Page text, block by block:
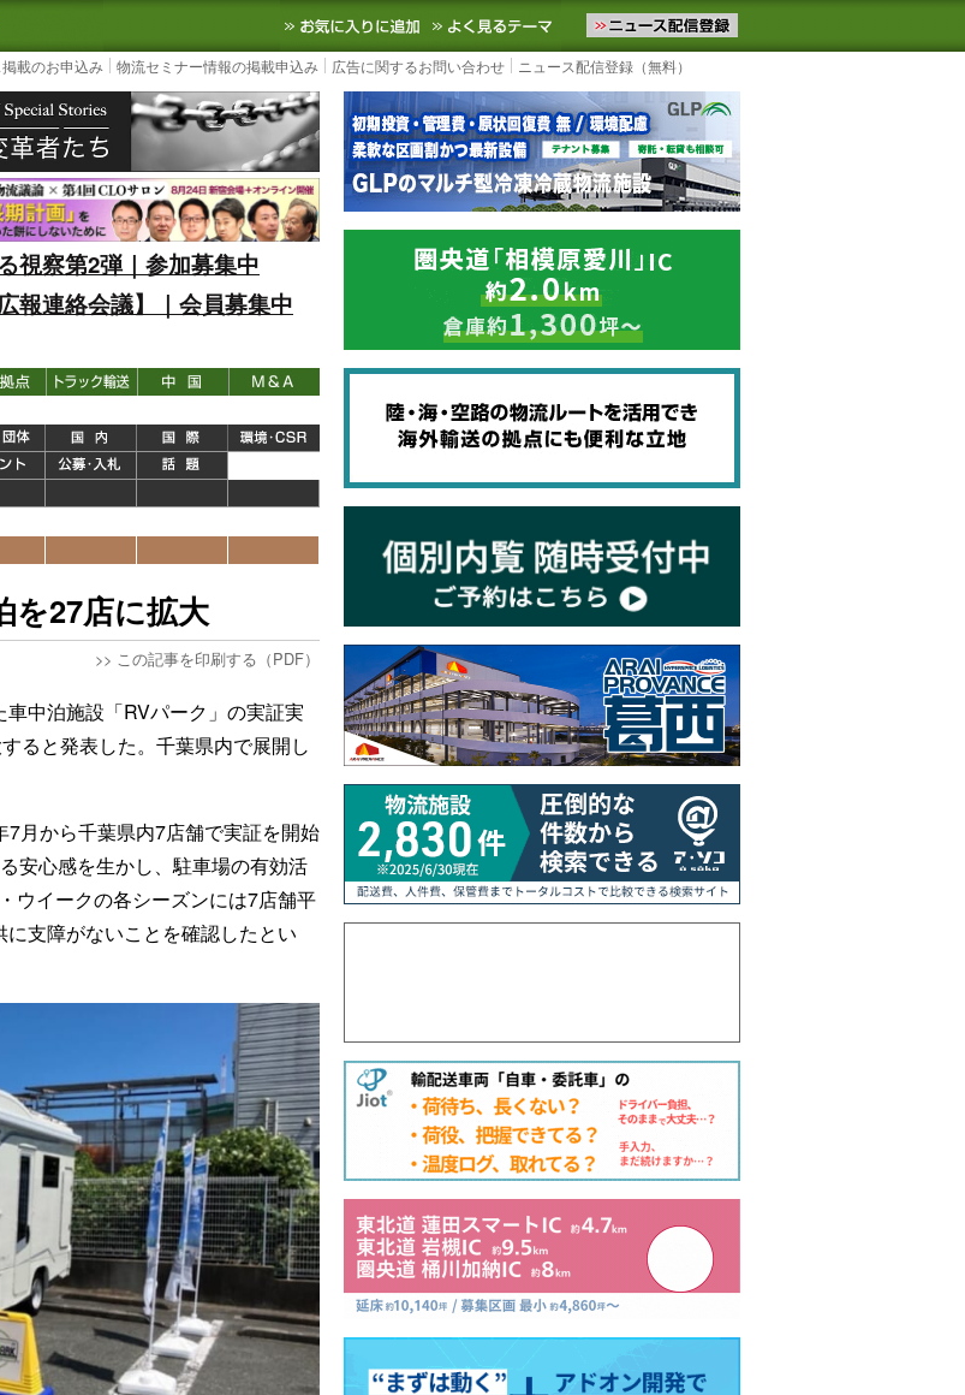
の物流ニュースサイト3PL, SCMなど国内外の最新の物流ニュースをお届けします。物流ニュースメール配信を登録す
お気に入りに追加 よく見るテーマ
載のお申込み 物流セミナー情報の掲載申込み 広告に関するお問い合わせ ニュース配信登録（無料）
視察第2弾｜参加募集中
報連絡会議】｜会員募集中
を27店に拡大
>> この記事を印刷する（PDF）
中泊施設「RVパーク」の実証実
ると発表した。千葉県内で展開し
月から千葉県内7店舗で実証を開始
安心感を生かし、駐車場の有効活
ウイークの各シーズンには7店舗平
支障がないことを確認したとい